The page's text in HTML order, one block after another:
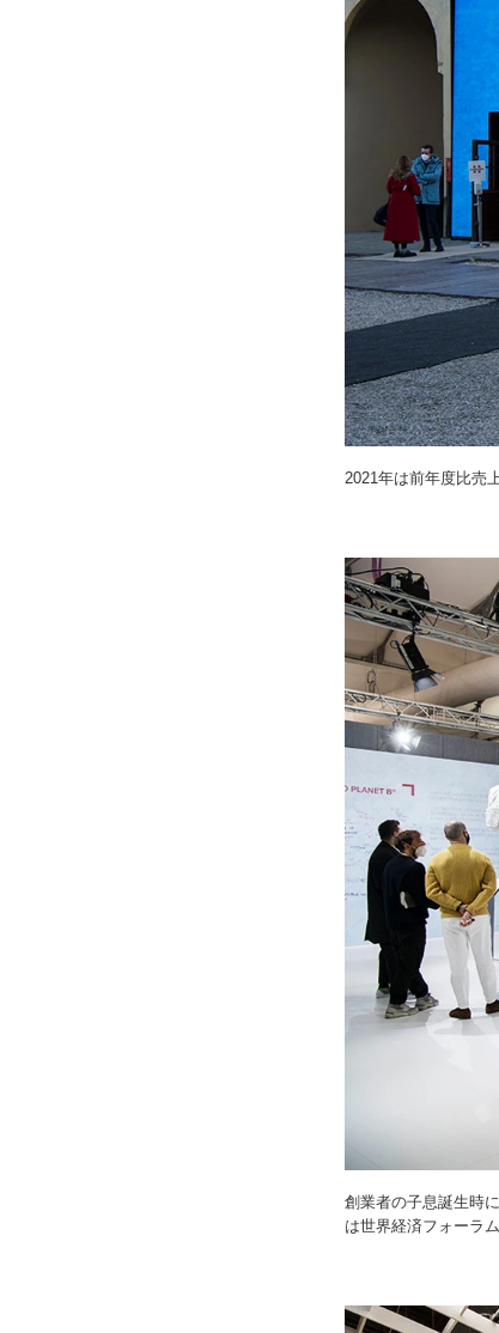
2021年は前年度比売
創業者の子息誕生時
は世界経済フォーラ